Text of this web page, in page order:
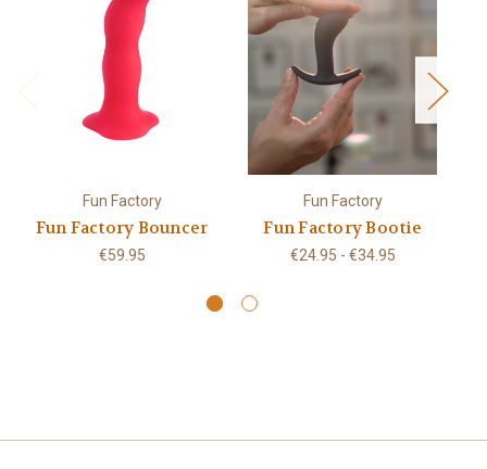
Fun Factory
Fun Factory Bouncer
€59.95
Fun Factory
Fun Factory Bootie
€24.95 - €34.95